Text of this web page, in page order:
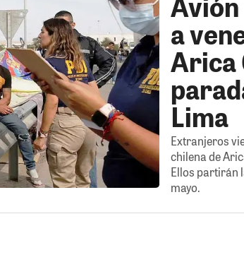
a
Arica
Lima
Extranjeros
chilena de
Ellos partirán
mayo.